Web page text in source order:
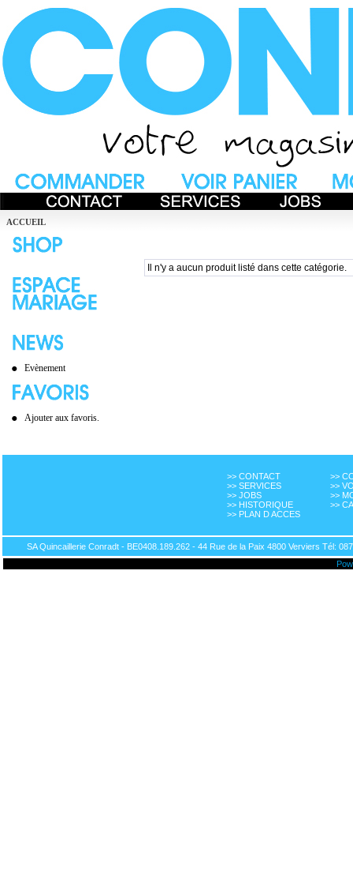
ACCUEIL
Evènement
Ajouter aux favoris.
Il n'y a aucun produit listé dans cette catégorie.
>> CONTACT
>> SERVICES
>> JOBS
>> HISTORIQUE
>> PLAN D ACCES
>>
>>
>>
>>
SA Quincaillerie Conradt - BE0408.189.262 - 44 Rue de la Paix 4800 Verviers Tél: